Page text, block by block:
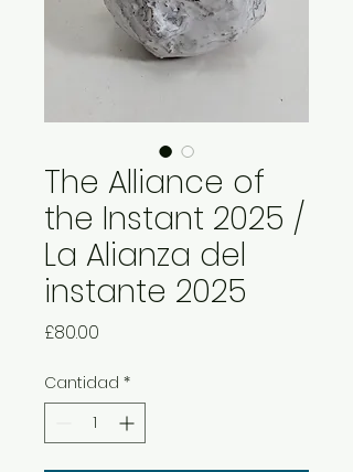
The Alliance of
the Instant 2025 /
La Alianza del
instante 2025
£80.00
Cantidad *